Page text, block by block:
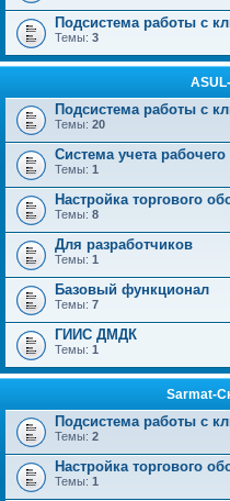
Подсистема работы с
Темы: 3
Подсистема работы с
Темы: 20
Система учета
Темы: 1
Настройка торгового
Темы: 8
Для разработчиков
Темы: 1
Базовый функционал
Темы: 7
ГИИС ДМДК
Темы: 1
Sarmat-
Подсистема работы с
Темы: 2
Настройка торгового
Темы: 1